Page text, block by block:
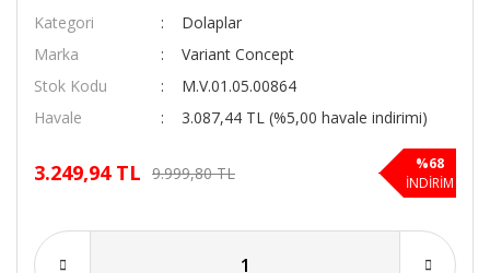
Kategori
Dolaplar
Marka
Variant Concept
Stok Kodu
M.V.01.05.00864
Havale
3.087,44 TL (%5,00 havale indirimi)
3.249,94 TL 9.999,80 TL
%68
İNDİRİM